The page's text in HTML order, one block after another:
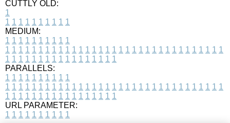
CUTTLY OLD:
1
1 1 1 1 1 1 1 1 1 1
MEDIUM:
1 1 1 1 1 1 1 1 1 1
1 1 1 1 1 1 1 1 1 1 1 1 1 1 1 1 1 1 1 1 1 1 1 1 1 1 1 1 1 1 1 1 1
1 1 1 1 1 1 1 1 1 1 1 1 1 1 1 1 1
PARALLELS:
1 1 1 1 1 1 1 1 1 1
1 1 1 1 1 1 1 1 1 1 1 1 1 1 1 1 1 1 1 1 1 1 1 1 1 1 1 1 1 1 1 1 1
1 1 1 1 1 1 1 1 1 1 1 1 1 1 1 1 1
URL PARAMETER:
1 1 1 1 1 1 1 1 1 1